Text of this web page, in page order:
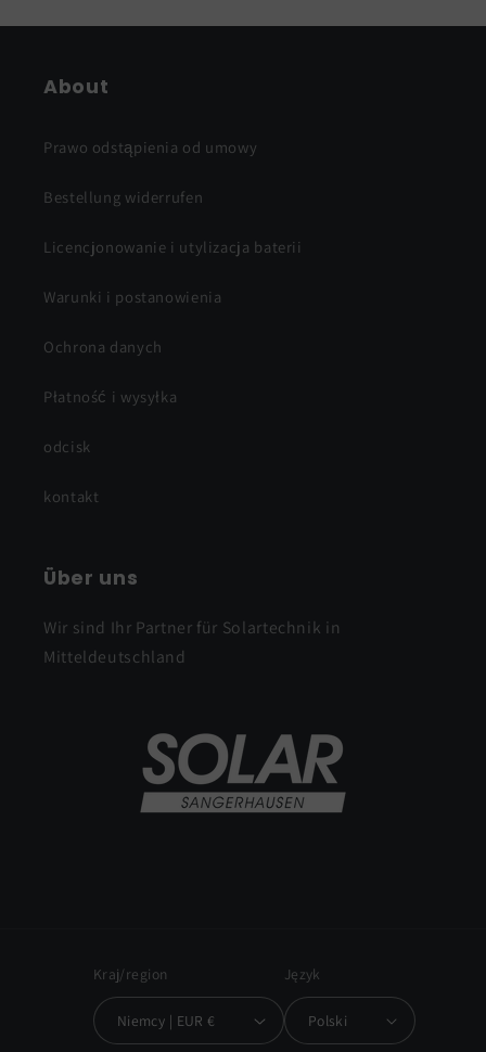
About
Prawo odstąpienia od umowy
Bestellung widerrufen
Licencjonowanie i utylizacja baterii
Warunki i postanowienia
Ochrona danych
Płatność i wysyłka
odcisk
kontakt
Über uns
Wir sind Ihr Partner für Solartechnik in
Mitteldeutschland
Kraj/region
Niemcy | EUR €
Język
Polski